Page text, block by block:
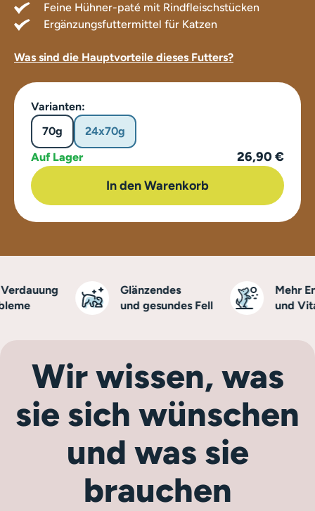
Feine Hühner-paté mit Rindfleischstücken
Ergänzungsfuttermittel für Katzen
Was sind die Hauptvorteile dieses Futters?
Varianten:
70g
24x70g
Auf Lager
26,90 €
In den Warenkorb
Glänzendes
und gesundes Fell
Mehr
und
Wir wissen, was
sie sich wünschen
und was sie
brauchen